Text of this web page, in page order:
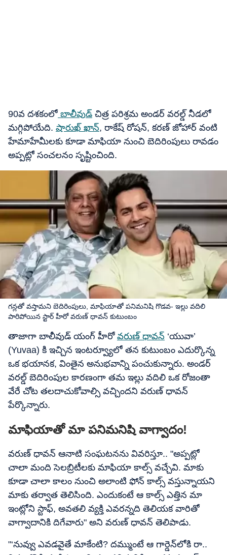
90వ దశకంలో బాలీవుడ్ చిత్ర పరిశ్రమ అండర్ వరల్డ్ నీడలో
మగ్గిపోయేది. షారుఖ్ ఖాన్, రాకేష్ రోషన్, కరణ్ జోహార్ వంటి
హేమాహేమీలకు కూడా మాఫియా నుంచి బెదిరింపులు రావడం
అప్పట్లో సంచలనం సృష్టించింది.
గన్లతో వస్తామని బెదిరింపులు, మాఫియాతో పనిమనిషి గొడవ- ఇల్లు వదిలి
పారిపోయిన స్టార్ హీరో వరుణ్ ధావన్ కుటుంబం
తాజాగా బాలీవుడ్ యంగ్ హీరో వరుణ్ ధావన్ ‘యువా’
(Yuvaa) కి ఇచ్చిన ఇంటర్వ్యూలో తన కుటుంబం ఎదుర్కొన్న
ఒక భయానక, వింతైన అనుభవాన్ని పంచుకున్నారు. అండర్
వరల్డ్ బెదిరింపుల కారణంగా తమ ఇల్లు వదిలి ఒక రోజంతా
వేరే చోట తలదాచుకోవాల్సి వచ్చిందని వరుణ్ ధావన్
పేర్కొన్నారు.
మాఫియాతో మా పనిమనిషి వాగ్వాదం!
వరుణ్ ధావన్ ఆనాటి సంఘటనను వివరిస్తూ.. "అప్పట్లో
చాలా మంది సెలబ్రిటీలకు మాఫియా కాల్స్ వచ్చేవి. మాకు
కూడా చాలా కాలం నుంచి అలాంటి ఫోన్ కాల్స్ వస్తున్నాయని
మాకు తర్వాత తెలిసింది. ఎందుకంటే ఆ కాల్స్ ఎత్తిన మా
ఇంట్లోని స్టాఫ్, అవతలి వ్యక్తి ఎవరన్నది తెలియక వారితో
వాగ్వాదానికి దిగేవారు" అని వరుణ్ ధావన్ తెలిపాడు.
"‘నువ్వు ఎవడవైతే మాకేంటి? దమ్ముంటే ఆ గార్డెన్‌లోకి రా..